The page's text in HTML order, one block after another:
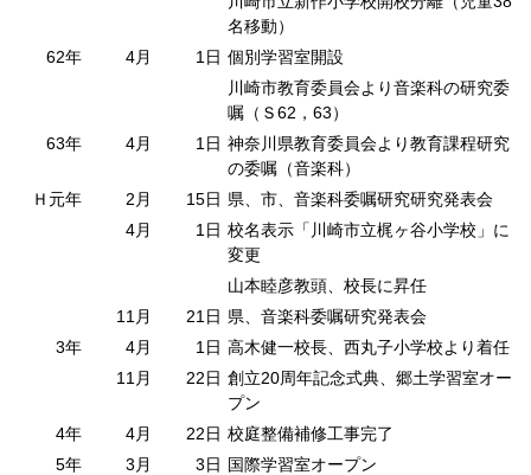
名移動）
62年
4月 1日 個別学習室開設
川崎市教育委員会より音楽科の研究委
嘱（Ｓ62，63）
63年
4月 1日 神奈川県教育委員会より教育課程研究
の委嘱（音楽科）
Ｈ元年
2月 15日 県、市、音楽科委嘱研究研究発表会
4月
1日 校名表示「川崎市立梶ヶ谷小学校」に
変更
山本睦彦教頭、校長に昇任
11月
21日 県、音楽科委嘱研究発表会
3年
4月 1日 高木健一校長、西丸子小学校より着任
11月
22日 創立20周年記念式典、郷土学習室オー
プン
4年
4月 22日 校庭整備補修工事完了
5年
3月 3日 国際学習室オープン